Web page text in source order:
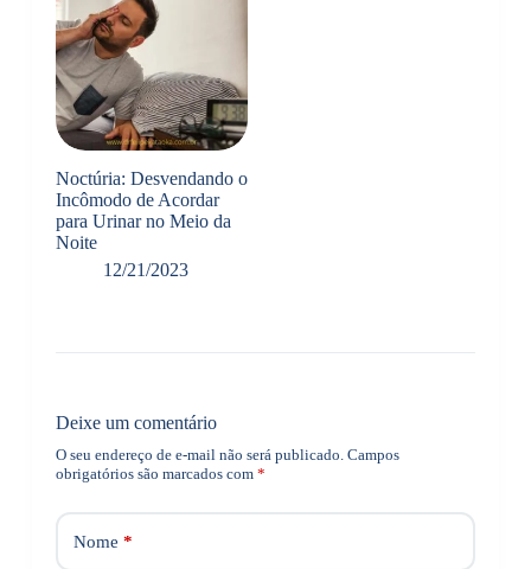
Noctúria: Desvendando o
Incômodo de Acordar
para Urinar no Meio da
Noite
12/21/2023
Deixe um comentário
O seu endereço de e-mail não será publicado. Campos
obrigatórios são marcados com *
Nome *